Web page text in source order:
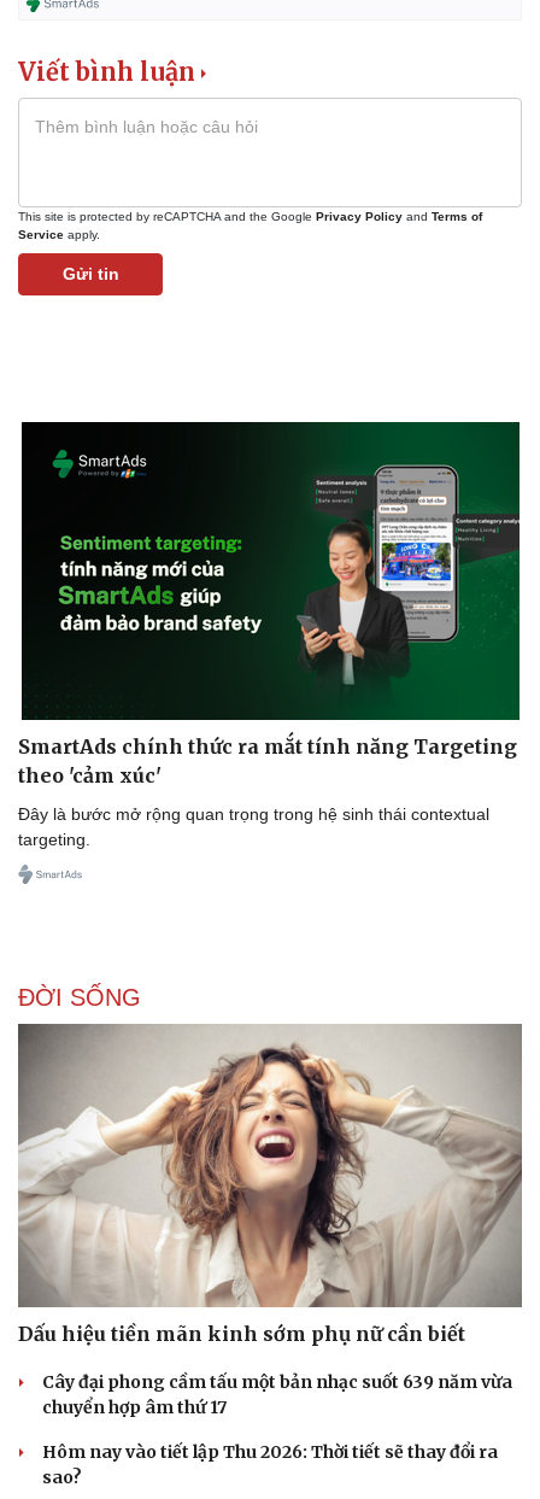
Khởi nghiệp
Tiêu dùng
Pháp luật
Vụ án
Tin nóng
Tư vấn luật
Quân sự - Quốc phòng
Vũ khí
Việt Nam
Phân tích
Viết bình luận
This site is protected by reCAPTCHA and the Google Privacy Policy and Terms of
Service apply.
Gửi tin
SmartAds chính thức ra mắt tính năng Targeting
theo 'cảm xúc'
Đây là bước mở rộng quan trọng trong hệ sinh thái contextual
targeting.
ĐỜI SỐNG
Dấu hiệu tiền mãn kinh sớm phụ nữ cần biết
Cây đại phong cầm tấu một bản nhạc suốt 639 năm vừa
chuyển hợp âm thứ 17
Hôm nay vào tiết lập Thu 2026: Thời tiết sẽ thay đổi ra
sao?